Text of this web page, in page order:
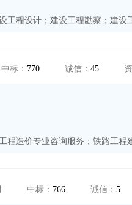
中标： 770 诚信： 45
中标： 766 诚信： 5